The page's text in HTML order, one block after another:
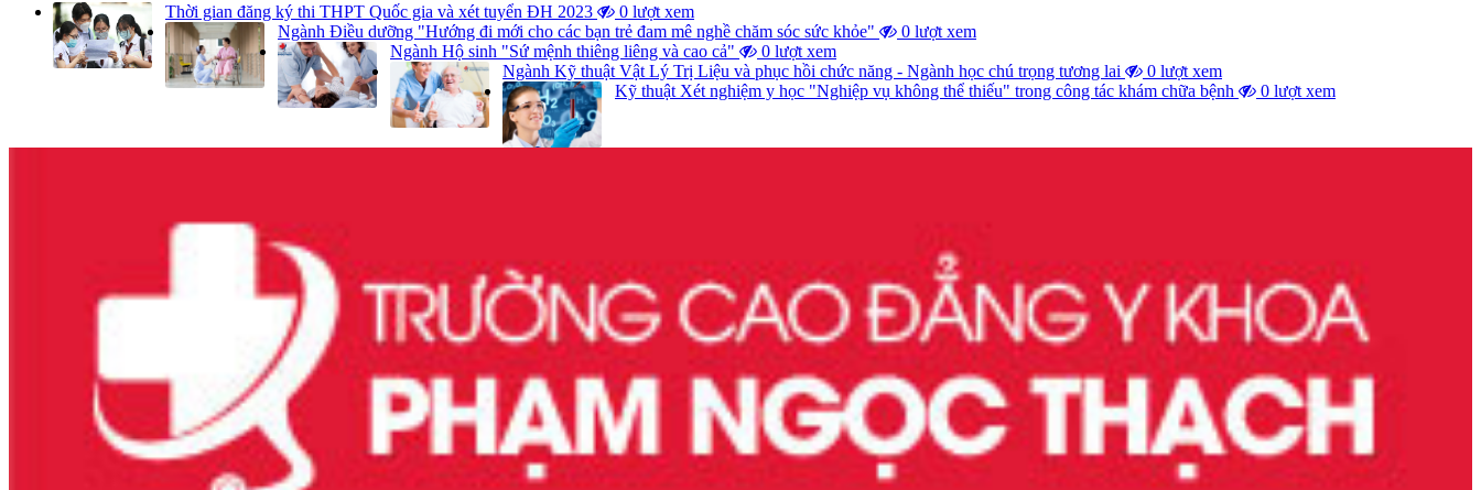
Thời gian đăng ký thi THPT Quốc gia và xét tuyển ĐH 2023
0 lượt xem
Ngành Điều dưỡng "Hướng đi mới cho các bạn trẻ đam mê nghề chăm sóc sức khỏe"
0 lượt xem
Ngành Hộ sinh "Sứ mệnh thiêng liêng và cao cả"
0 lượt xem
Ngành Kỹ thuật Vật Lý Trị Liệu và phục hồi chức năng - Ngành học chú trọng tương lai
0 lượt xem
Kỹ thuật Xét nghiệm y học "Nghiệp vụ không thể thiếu" trong công tác khám chữa bệnh
0 lượt xem